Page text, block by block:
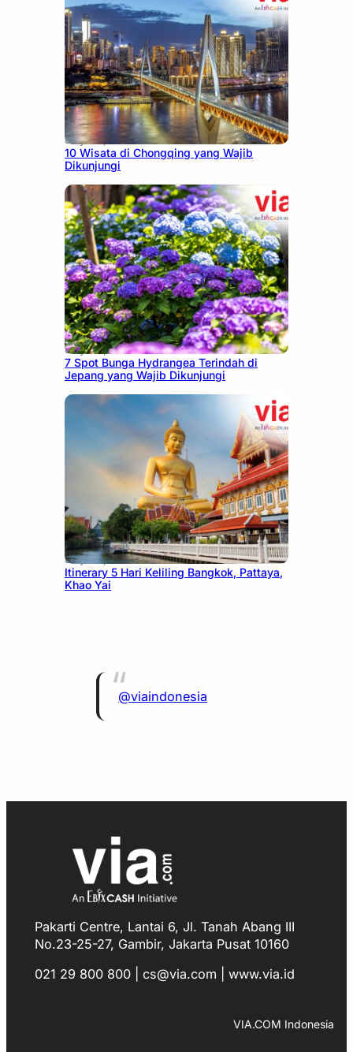
July 30, 2026
10 Wisata di Chongqing yang Wajib
Dikunjungi
July 23, 2026
7 Spot Bunga Hydrangea Terindah di
Jepang yang Wajib Dikunjungi
July 20, 2026
Itinerary 5 Hari Keliling Bangkok, Pattaya,
Khao Yai
@viaindonesia
Pakarti Centre, Lantai 6, Jl. Tanah Abang III
No.23-25-27, Gambir, Jakarta Pusat 10160
021 29 800 800 | cs@via.com | www.via.id
VIA.COM Indonesia